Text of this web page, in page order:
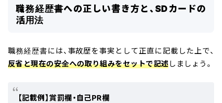
職務経歴書への正しい書き方と、SDカードの
活用法
職務経歴書には、事故歴を事実として正直に記載した上で、
反省と現在の安全への取り組みをセットで記述しましょう。
【記載例】賞罰欄・自己PR欄